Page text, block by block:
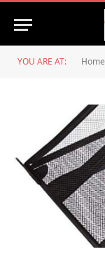
YOU ARE AT: Home